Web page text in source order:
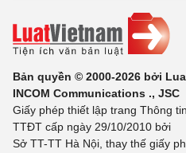
Bản quyền © 2000-2026 bởi
INCOM Communications ., JSC
Giấy phép thiết lập trang Thông
TTĐT cấp ngày 29/10/2010 bởi
Sở TT-TT Hà Nội, thay thế giấy